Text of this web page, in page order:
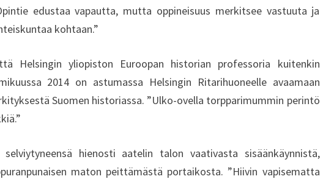
edustaa vapautta, mutta oppineisuus merkitsee vastuuta ja
kohtaan.”
Helsingin yliopiston Euroopan historian professoria kuitenkin
2014 on astumassa Helsingin Ritarihuoneelle avaamaan
Suomen historiassa. ”Ulko-ovella torpparimummin perintö
hienosti aatelin talon vaativasta sisäänkäynnistä,
maton peittämästä portaikosta. ”Hiivin vapisematta